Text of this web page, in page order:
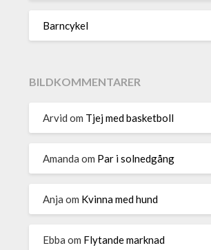
Barncykel
BILDKOMMENTARER
Arvid om Tjej med basketboll
Amanda om Par i solnedgång
Anja om Kvinna med hund
Ebba om Flytande marknad